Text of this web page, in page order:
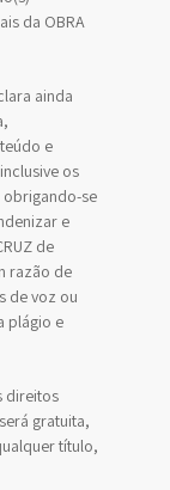
da OBRA
ainda
e
os
obrigando-se
e
de
razão de
de voz ou
plágio e
direitos
gratuita,
título,